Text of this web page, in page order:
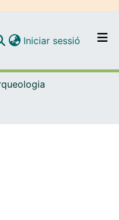
per tot el DD
Iniciar sessió (current)